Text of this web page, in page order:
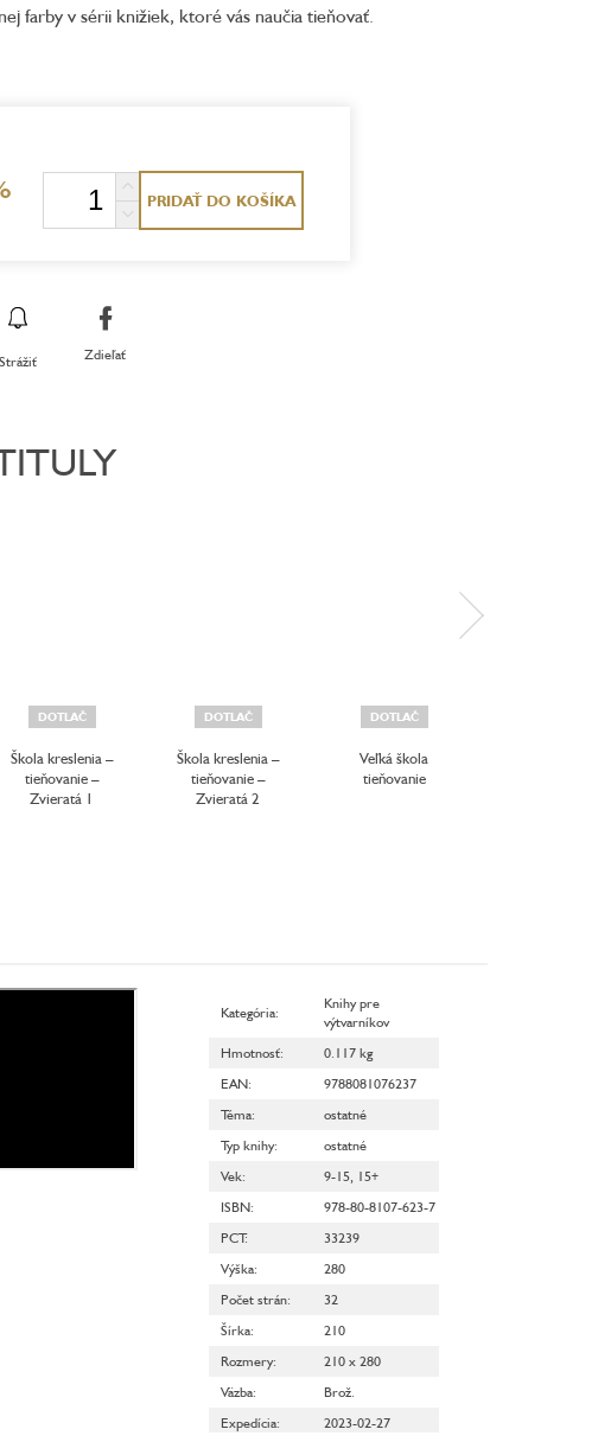
farby v sérii knižiek, ktoré vás naučia tieňovať.
PRIDAŤ DO KOŠÍKA
Strážiť Zdieľať
DOTLAČ
Škola kreslenia –
tieňovanie –
Zvieratá 1
DOTLAČ
Škola kreslenia –
tieňovanie –
Zvieratá 2
DOTLAČ
Veľká škola
tieňovanie
Kategória:
Knihy pre
výtvarníkov
Hmotnosť:
0.117 kg
EAN:
9788081076237
Téma:
ostatné
Typ knihy:
ostatné
Vek: 9-15, 15+
ISBN:
978-80-8107-623-7
PCT:
33239
Výška:
280
Počet strán:
32
Šírka:
210
Rozmery:
210 x 280
Väzba:
Brož.
Expedícia: 2023-02-27